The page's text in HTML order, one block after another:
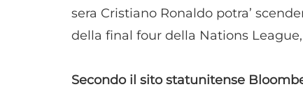
sera Cristiano Ronaldo potra’
della final four della Nations
Secondo il sito statunitense